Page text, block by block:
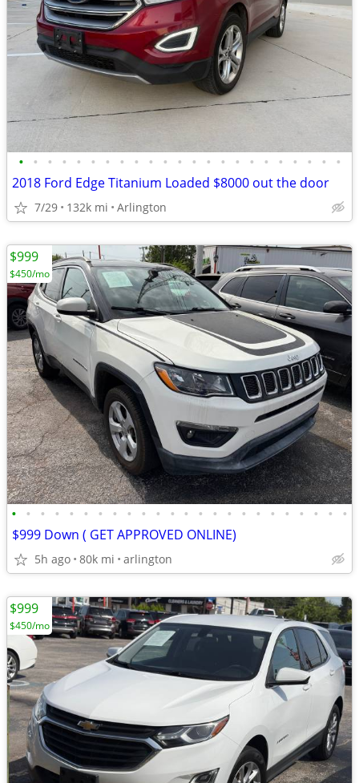
• • • • • • • • • • • • • • • • • • • • • • •
2018 Ford Edge Titanium Loaded $8000 out the door
7/29 132k mi Arlington
• • • • • • • • • • • • • • • • • • • • • • • •
$999 Down ( GET APPROVED ONLINE)
5h ago 80k mi arlington
$999
$450/mo
$999
$450/mo